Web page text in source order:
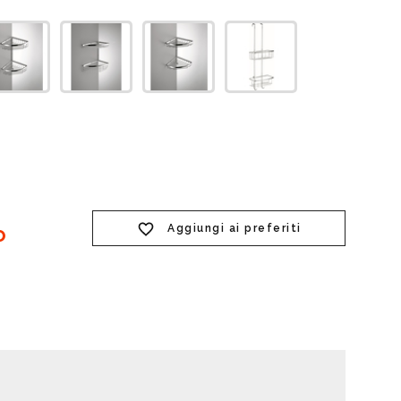
doccia completiPiantane da bagno
Diffusori con bastoncino
Aggiungi ai preferiti